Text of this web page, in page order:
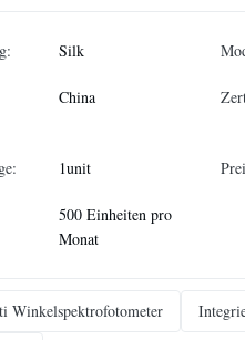
Silk
China
1unit
500 Einheiten pro
Monat
Winkelspektrofotometer